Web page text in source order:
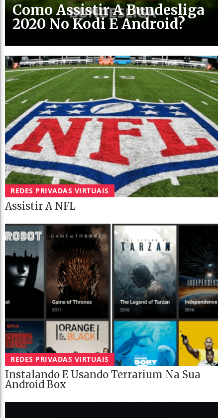
Como Assistir A Bundesliga
2020 No Kodi E Android?
REDES PRIVADAS VIRTUAIS
Assistir A NFL
REDES PRIVADAS VIRTUAIS
Instalando E Usando Terrarium Na Sua
Android Box